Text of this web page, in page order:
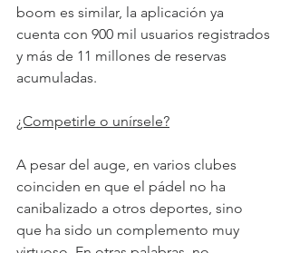
boom es similar, la aplicación ya
cuenta con 900 mil usuarios registrados
y más de 11 millones de reservas
acumuladas.
¿Competirle o unírsele?
A pesar del auge, en varios clubes
coinciden en que el pádel no ha
canibalizado a otros deportes, sino
que ha sido un complemento muy